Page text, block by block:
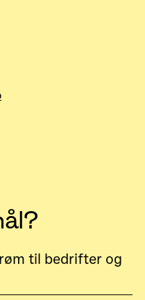
til bedrifter og